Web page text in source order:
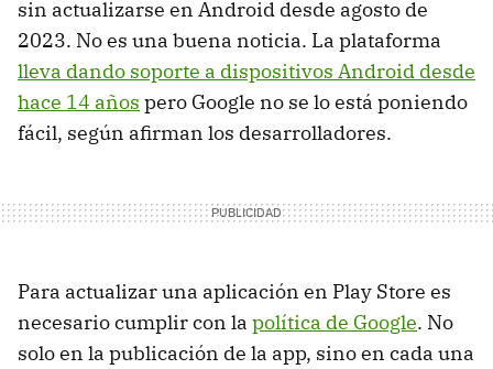
sin actualizarse en Android desde agosto de
2023. No es una buena noticia. La plataforma
lleva dando soporte a dispositivos Android desde
hace 14 años pero Google no se lo está poniendo
fácil, según afirman los desarrolladores.
Para actualizar una aplicación en Play Store es
necesario cumplir con la política de Google. No
solo en la publicación de la app, sino en cada una